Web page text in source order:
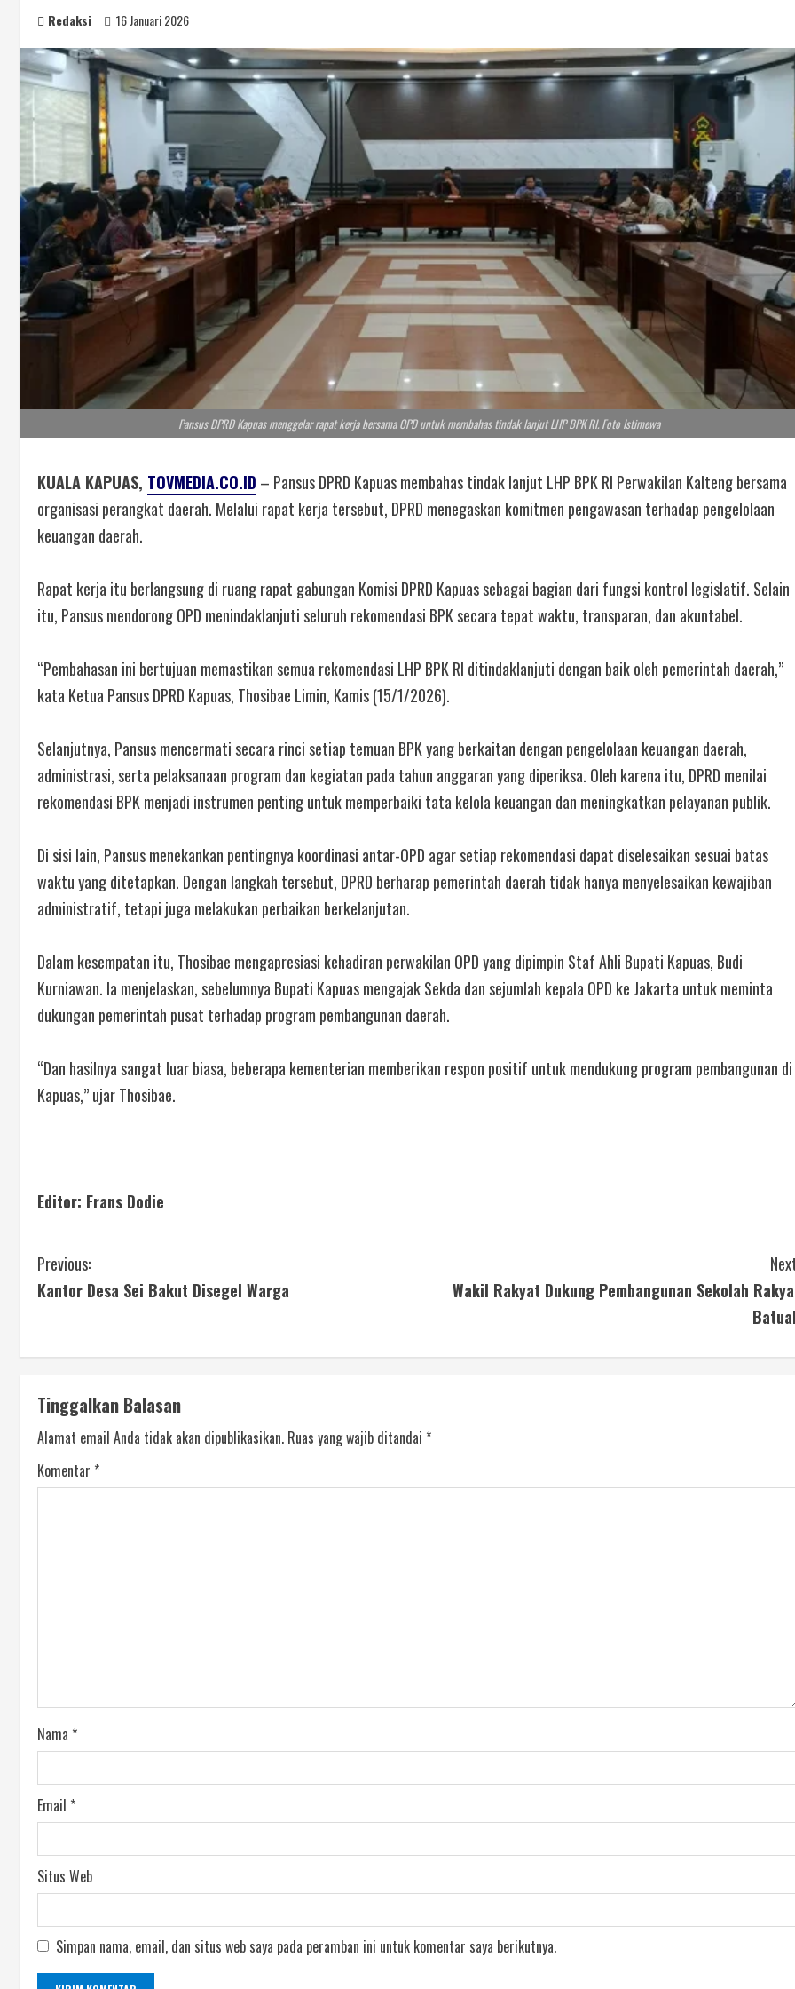
Redaksi 16 Januari 2026
Pansus DPRD Kapuas menggelar rapat kerja bersama OPD untuk membahas tindak lanjut LHP BPK RI. Foto Istimewa
KUALA KAPUAS, TOVMEDIA.CO.ID – Pansus DPRD Kapuas membahas tindak lanjut LHP BPK RI Perwakilan Kalteng bersama
organisasi perangkat daerah. Melalui rapat kerja tersebut, DPRD menegaskan komitmen pengawasan terhadap pengelolaan
keuangan daerah.
Rapat kerja itu berlangsung di ruang rapat gabungan Komisi DPRD Kapuas sebagai bagian dari fungsi kontrol legislatif. Selain
itu, Pansus mendorong OPD menindaklanjuti seluruh rekomendasi BPK secara tepat waktu, transparan, dan akuntabel.
“Pembahasan ini bertujuan memastikan semua rekomendasi LHP BPK RI ditindaklanjuti dengan baik oleh pemerintah daerah,”
kata Ketua Pansus DPRD Kapuas, Thosibae Limin, Kamis (15/1/2026).
Selanjutnya, Pansus mencermati secara rinci setiap temuan BPK yang berkaitan dengan pengelolaan keuangan daerah,
administrasi, serta pelaksanaan program dan kegiatan pada tahun anggaran yang diperiksa. Oleh karena itu, DPRD menilai
rekomendasi BPK menjadi instrumen penting untuk memperbaiki tata kelola keuangan dan meningkatkan pelayanan publik.
Di sisi lain, Pansus menekankan pentingnya koordinasi antar-OPD agar setiap rekomendasi dapat diselesaikan sesuai batas
waktu yang ditetapkan. Dengan langkah tersebut, DPRD berharap pemerintah daerah tidak hanya menyelesaikan kewajiban
administratif, tetapi juga melakukan perbaikan berkelanjutan.
Dalam kesempatan itu, Thosibae mengapresiasi kehadiran perwakilan OPD yang dipimpin Staf Ahli Bupati Kapuas, Budi
Kurniawan. Ia menjelaskan, sebelumnya Bupati Kapuas mengajak Sekda dan sejumlah kepala OPD ke Jakarta untuk meminta
dukungan pemerintah pusat terhadap program pembangunan daerah.
“Dan hasilnya sangat luar biasa, beberapa kementerian memberikan respon positif untuk mendukung program pembangunan di
Kapuas,” ujar Thosibae.
Editor: Frans Dodie
Previous:
Kantor Desa Sei Bakut Disegel Warga
Wakil Rakyat Dukung Pembangunan Sekolah
Tinggalkan Balasan
Alamat email Anda tidak akan dipublikasikan. Ruas yang wajib ditandai *
Komentar *
Nama *
Email *
Situs Web
Simpan nama, email, dan situs web saya pada peramban ini untuk komentar saya berikutnya.